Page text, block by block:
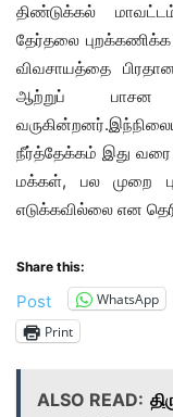
திண்டுக்கல்
தேர்தலை
விவசாயத்தை
ஆற்றுப் பாசன
நீர்த்தேக்கம் இது வரை
மக்கள், பல முறை
எடுக்கவில்லை என
Share this:
Post WhatsApp
Print
ALSO READ: